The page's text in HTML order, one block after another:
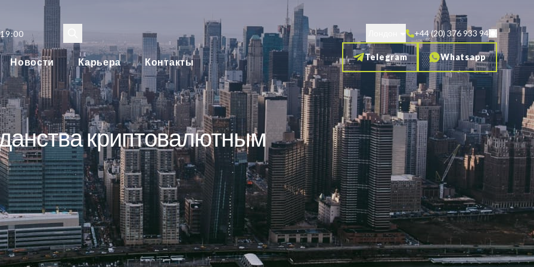
Новости Карьера Контакты
+44 (20) 376 933 94
Telegram Whatsapp
криптовалютным